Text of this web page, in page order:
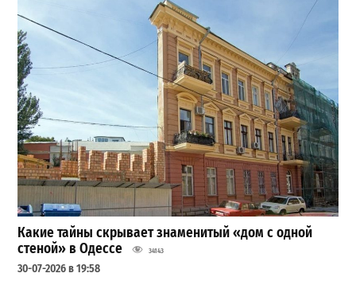
Какие тайны скрывает знаменитый «дом с одной
стеной» в Одессе
34143
30-07-2026 в 19:58